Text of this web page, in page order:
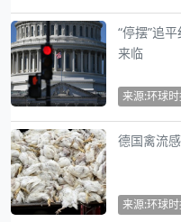
“停摆”追
来临
来源:环球
德国禽流
来源:环球